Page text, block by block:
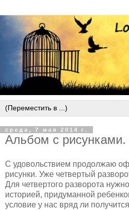
среда, 7 мая 2014 г.
Альбом с рисунками.
С удовольствием продолжаю
рисунки. Уже четвертый
Для четвертого разворота
историей, придуманной
условие у нас вряд ли